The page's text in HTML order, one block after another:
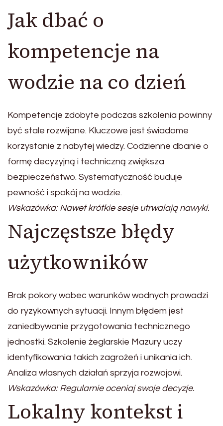
Jak dbać o
kompetencje na
wodzie na co dzień
Kompetencje zdobyte podczas szkolenia powinny
być stale rozwijane. Kluczowe jest świadome
korzystanie z nabytej wiedzy. Codzienne dbanie o
formę decyzyjną i techniczną zwiększa
bezpieczeństwo. Systematyczność buduje
pewność i spokój na wodzie.
Wskazówka: Nawet krótkie sesje utrwalają nawyki.
Najczęstsze błędy
użytkowników
Brak pokory wobec warunków wodnych prowadzi
do ryzykownych sytuacji. Innym błędem jest
zaniedbywanie przygotowania technicznego
jednostki. Szkolenie żeglarskie Mazury uczy
identyfikowania takich zagrożeń i unikania ich.
Analiza własnych działań sprzyja rozwojowi.
Wskazówka: Regularnie oceniaj swoje decyzje.
Lokalny kontekst i